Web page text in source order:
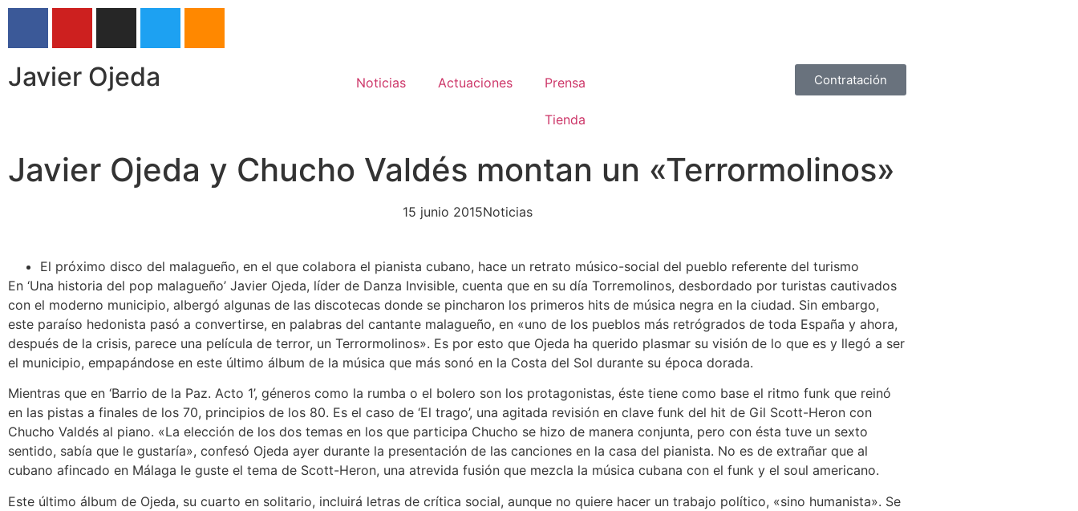
Javier Ojeda Noticias Actuaciones Prensa
Tienda
Contratación
Javier Ojeda y Chucho Valdés montan un «Terrormolinos»
15 junio 2015Noticias
El próximo disco del malagueño, en el que colabora el pianista cubano, hace un retrato músico-social del pueblo referente del turismo
En ‘Una historia del pop malagueño’ Javier Ojeda, líder de Danza Invisible, cuenta que en su día Torremolinos, desbordado por turistas cautivados
con el moderno municipio, albergó algunas de las discotecas donde se pincharon los primeros hits de música negra en la ciudad. Sin embargo,
este paraíso hedonista pasó a convertirse, en palabras del cantante malagueño, en «uno de los pueblos más retrógrados de toda España y ahora,
después de la crisis, parece una película de terror, un Terrormolinos». Es por esto que Ojeda ha querido plasmar su visión de lo que es y llegó a ser
el municipio, empapándose en este último álbum de la música que más sonó en la Costa del Sol durante su época dorada.
Mientras que en ‘Barrio de la Paz. Acto 1’, géneros como la rumba o el bolero son los protagonistas, éste tiene como base el ritmo funk que reinó
en las pistas a finales de los 70, principios de los 80. Es el caso de ‘El trago’, una agitada revisión en clave funk del hit de Gil Scott-Heron con
Chucho Valdés al piano. «La elección de los dos temas en los que participa Chucho se hizo de manera conjunta, pero con ésta tuve un sexto
sentido, sabía que le gustaría», confesó Ojeda ayer durante la presentación de las canciones en la casa del pianista. No es de extrañar que al
cubano afincado en Málaga le guste el tema de Scott-Heron, una atrevida fusión que mezcla la música cubana con el funk y el soul americano.
Este último álbum de Ojeda, su cuarto en solitario, incluirá letras de crítica social, aunque no quiere hacer un trabajo político, «sino humanista». Se